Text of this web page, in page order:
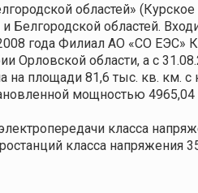
областей»
Белгородской областей.
года Филиал АО «СО ЕЭС»
Орловской области, а с
площади 81,6 тыс. кв. км. с
мощностью
класса
класса напряжения